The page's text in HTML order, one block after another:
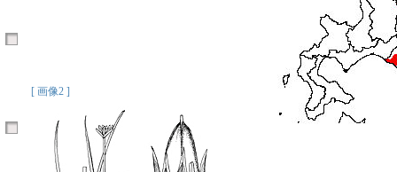
[ 画像2 ]